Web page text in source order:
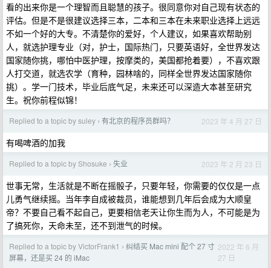
看的出来你是一个理智而且聪慧的孩子。很同意你对自己现有状态的
评估。但是不是很建议选择三本，二本和三本在未来职业选择上远远
不如一个好的大专。不清楚你的爱好，个人建议，如果喜欢帮助别
人，就选护理专业（对，护士，国际热门，只要英语好，全世界发达
国家随你挑，哪怕中医护理，按摩类的，美国都抢着要），不喜欢跟
人打交道，就选农学（育种，园林啥的，同样全世界发达国家随你
挑）。学一门技术，毕业后底气足，未来还可以深造大本甚至研究
生。祝你前程似锦！
Replied to a topic by suley › 有北京的程序员群吗？ 2023 年 4 月 27 日
有喝啤酒的加我
Replied to a topic by Shosuke › 失业 2023 年 2 月 23 日
世事无常，生活就是不断在摇骰子，只要年轻，你需要的仅仅是一点
儿勇气继续摇。当年李自成被裁员，谁能想到几年后会成为大顺皇
帝？不要自己看不起自己，更要相信老天让你生而为人，不可能是为
了搞死你，天命未至，还不到泄气的时候。
Replied to a topic by VictorFrank1 › 纠结买 Mac mini 配个 27 寸
屏幕，还是买 24 的 iMac
2022 年 6 月
27 日